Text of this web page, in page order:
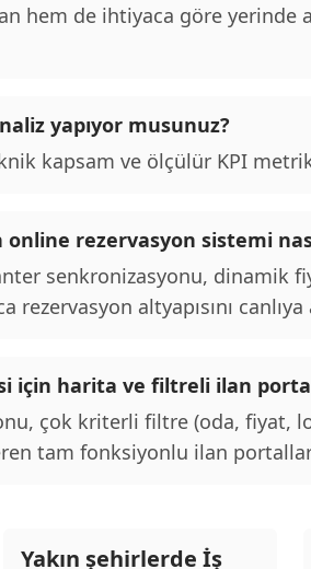
hem de ihtiyaca göre yerinde
yapıyor musunuz?
kapsam ve ölçülür KPI
rezervasyon sistemi
senkronizasyonu, dinamik
altyapısını canlıya
için harita ve filtreli ilan
çok kriterli filtre (oda, fiyat,
tam fonksiyonlu ilan
Yakın şehirlerde İş